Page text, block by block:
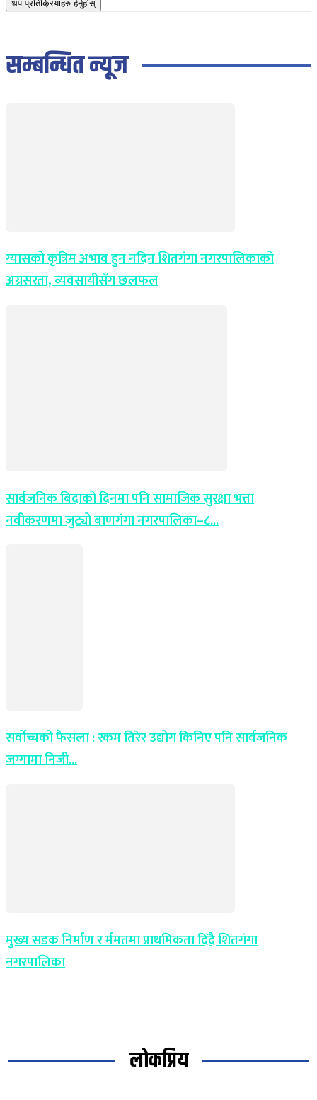
थप प्रतिक्रियाहरु हेर्नुहोस्
सम्बन्धित न्यूज
ग्यासको कृत्रिम अभाव हुन नदिन शितगंगा नगरपालिकाको
अग्रसरता, व्यवसायीसँग छलफल
सार्वजनिक बिदाको दिनमा पनि सामाजिक सुरक्षा भत्ता
नवीकरणमा जुट्यो बाणगंगा नगरपालिका–८...
सर्वोच्चको फैसला : रकम तिरेर उद्योग किनिए पनि सार्वजनिक
जग्गामा निजी...
मुख्य सडक निर्माण र र्ममतमा प्राथमिकता दिँदै शितगंगा
नगरपालिका
लोकप्रिय